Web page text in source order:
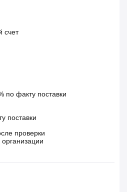
счет
по факту поставки
поставки
проверки